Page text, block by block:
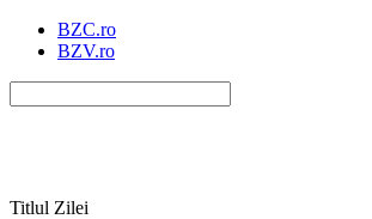
BZC.ro
BZV.ro
Titlul Zilei